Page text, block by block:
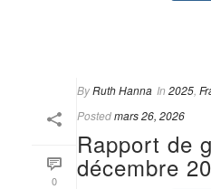
0
ByRuth Hanna In 2025
Postedmars 26, 2026
Rapport de
décembre